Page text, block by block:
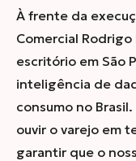
À frente da
Comercial
escritório em São
inteligência de
consumo no
ouvir o varejo em
garantir que o